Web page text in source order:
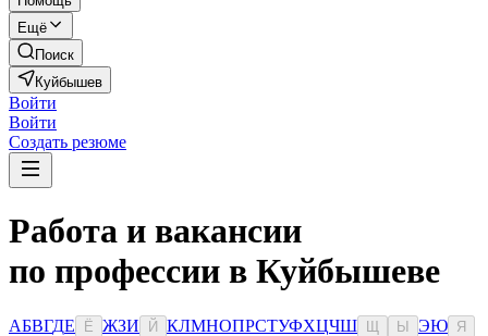
Ещё
Поиск
Куйбышев
Войти
Войти
Создать резюме
Работа и вакансии
по профессии в Куйбышеве
АБВГДЕ Ё ЖЗИ Й КЛМНОПРСТУФХЦЧШ Ы ЭЮ Я